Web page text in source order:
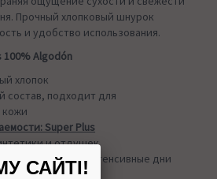
Прочный хлопковый шнурок
и удобство использования.
Algodón
хлопок
состав, подходит для
кожи
Super Plus
и отдушек
даже в самые интенсивные дни
САЙТІ!